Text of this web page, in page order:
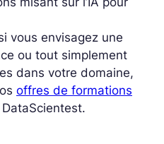
vous envisagez une
ou tout simplement
dans votre domaine,
offres de formations
DataScientest.